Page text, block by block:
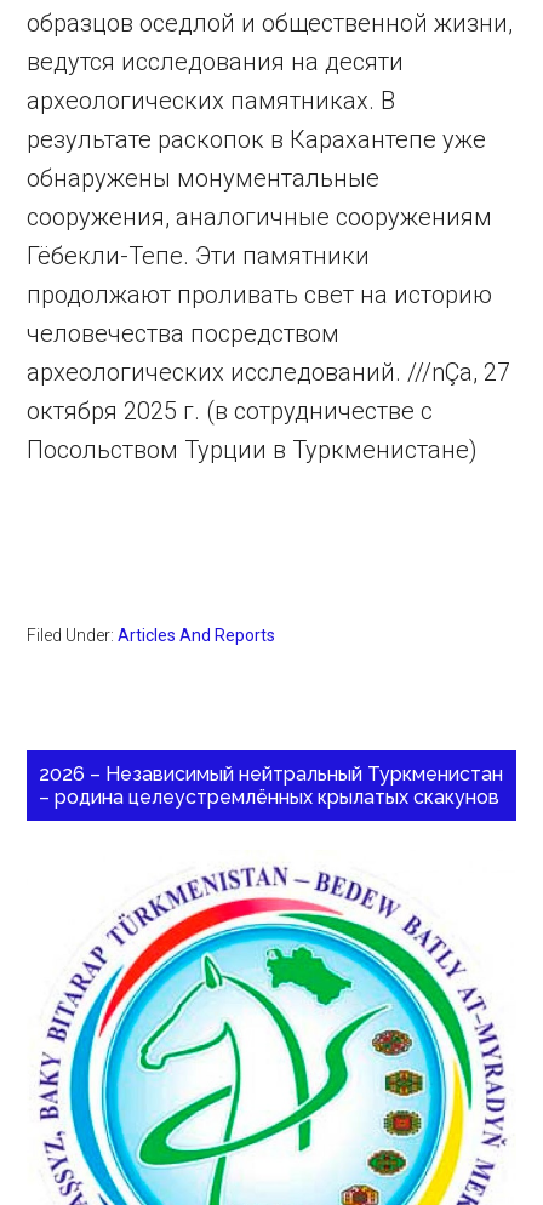
образцов оседлой и общественной жизни,
ведутся исследования на десяти
археологических памятниках. В
результате раскопок в Карахантепе уже
обнаружены монументальные
сооружения, аналогичные сооружениям
Гёбекли-Тепе. Эти памятники
продолжают проливать свет на историю
человечества посредством
археологических исследований. ///nÇa, 27
октября 2025 г. (в сотрудничестве с
Посольством Турции в Туркменистане)
Filed Under:Articles And Reports
2026 – Независимый нейтральный Туркменистан
– родина целеустремлённых крылатых скакунов